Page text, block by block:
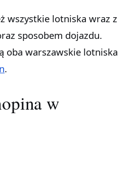
wszystkie lotniska wraz z
sposobem dojazdu.
oba warszawskie lotniska
.
w